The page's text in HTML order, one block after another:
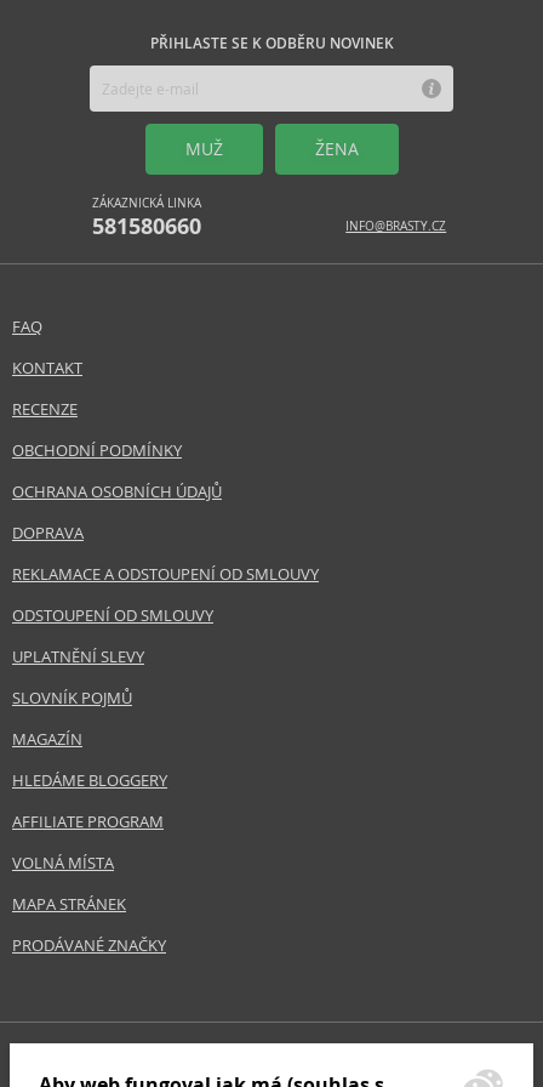
PŘIHLASTE SE K ODBĚRU NOVINEK
MUŽ ŽENA
ZÁKAZNICKÁ LINKA
581580660 INFO@BRASTY.CZ
FAQ
KONTAKT
RECENZE
OBCHODNÍ PODMÍNKY
OCHRANA OSOBNÍCH ÚDAJŮ
DOPRAVA
REKLAMACE A ODSTOUPENÍ OD SMLOUVY
ODSTOUPENÍ OD SMLOUVY
UPLATNĚNÍ SLEVY
SLOVNÍK POJMŮ
MAGAZÍN
HLEDÁME BLOGGERY
AFFILIATE PROGRAM
VOLNÁ MÍSTA
MAPA STRÁNEK
PRODÁVANÉ ZNAČKY